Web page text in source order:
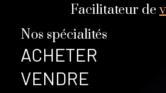
Facilitateur de
Nos spécialités
ACHETER
VENDRE